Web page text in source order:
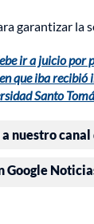
garantizar la
ir a juicio por
que iba
Santo
nuestro
Google